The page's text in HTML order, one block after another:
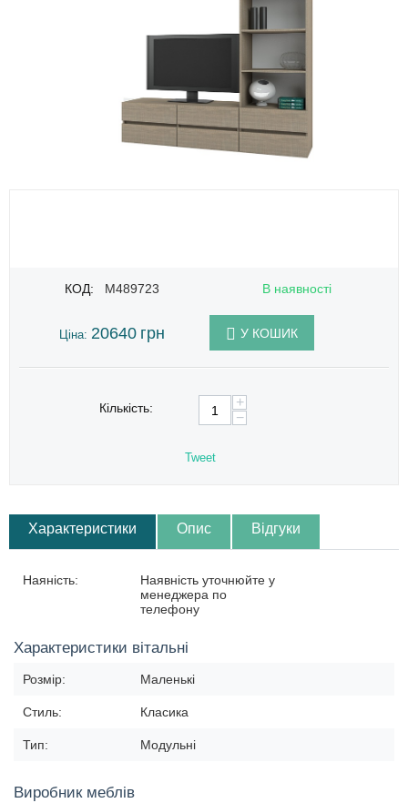
КОД: M489723 В наявності
Ціна: 20640 грн У КОШИК
Кількість:
+
−
Tweet
Характеристики Опис Відгуки
Наяність:
Наявність уточнюйте у
менеджера по
телефону
Характеристики вітальні
Розмір: Маленькі
Стиль: Класика
Тип: Модульні
Виробник меблів